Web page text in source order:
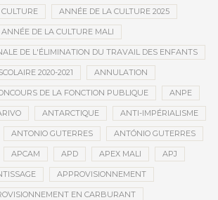
ANNÉE DE LA CULTURE 2025
ANNÉE DE LA CULTURE MALI
DE L'ÉLIMINATION DU TRAVAIL DES ENFANTS
2020-2021 ANNULATION
DE LA FONCTION PUBLIQUE ANPE
ANTARCTIQUE ANTI-IMPÉRIALISME
ANTONIO GUTERRES ANTÓNIO GUTERRES
APCAM APD APEX MALI APJ
APPROVISIONNEMENT
EN CARBURANT